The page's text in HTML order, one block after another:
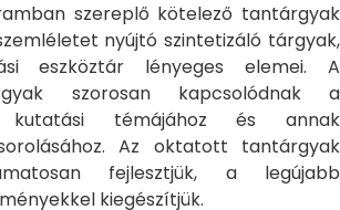
szereplő kötelező tantárgyak
nyújtó szintetizáló tárgyak,
eszköztár lényeges elemei. A
szorosan kapcsolódnak a
kutatási témájához és annak
Az oktatott tantárgyak
fejlesztjük, a legújabb
kiegészítjük.